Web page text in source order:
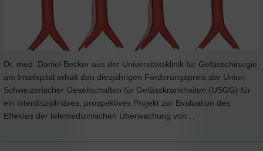
Dr. med. Daniel Becker aus der Universitätsklinik für Gefässchirurgie
am Inselspital erhält den diesjährigen Förderungspreis der Union
Schweizerischer Gesellschaften für Gefässkrankheiten (USGG) für
ein interdisziplinäres, prospektives Projekt zur Evaluation des
Effektes der telemedizinischen Überwachung von…